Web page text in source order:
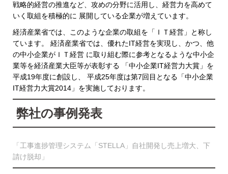
戦略的経営の推進など、攻めの分野に活用し、経営力を高めて
いく取組を積極的に 展開している企業が増えています。
経済産業省では、このような企業の取組を「ＩＴ経営」と称し
ています。 経済産業省では、優れたIT経営を実現し、かつ、他
の中小企業がＩＴ経営 に取り組む際に参考となるような中小企
業等を経済産業大臣等が表彰する 「中小企業IT経営力大賞」を
平成19年度に創設し、 平成25年度は第7回目となる「中小企業
IT経営力大賞2014」を実施しております。
弊社の事例発表
「工事進捗管理システム「STELLA」自社開発し売上増大、下
請け脱却」